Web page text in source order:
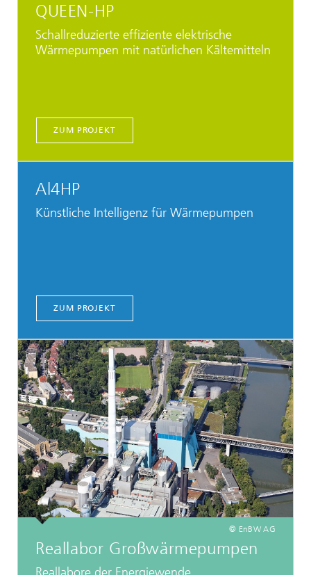
QUEEN-HP
Schallreduzierte effiziente elektrische
Wärmepumpen mit natürlichen Kältemitteln
ZUM PROJEKT
Al4HP
Künstliche Intelligenz für Wärmepumpen
ZUM PROJEKT
© EnBW AG
Reallabor Großwärmepumpen